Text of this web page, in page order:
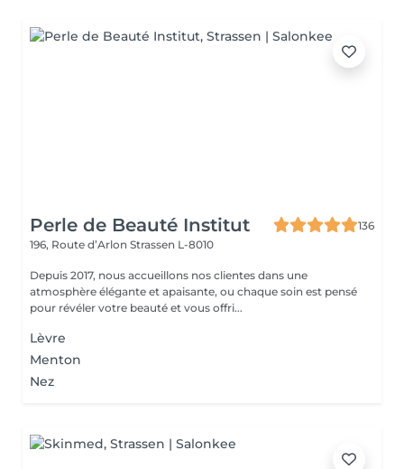
Perle de Beauté Institut
136
196, Route d’Arlon Strassen L-8010
Depuis 2017, nous accueillons nos clientes dans une
atmosphère élégante et apaisante, ou chaque soin est pensé
pour révéler votre beauté et vous offri...
Lèvre
Menton
Nez